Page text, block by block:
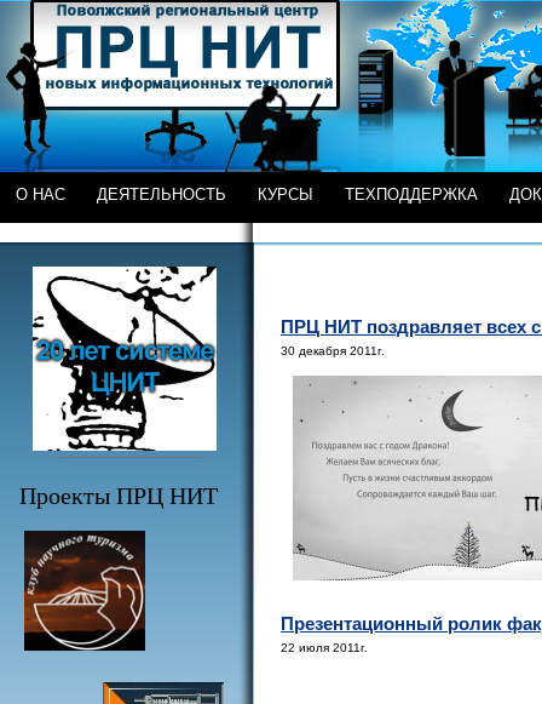
О НАС ДЕЯТЕЛЬНОСТЬ КУРСЫ ТЕХПОДДЕРЖКА
Проекты ПРЦ НИТ
ПРЦ НИТ поздравляет всех
30 декабря 2011г.
Презентационный ролик
22 июля 2011г.